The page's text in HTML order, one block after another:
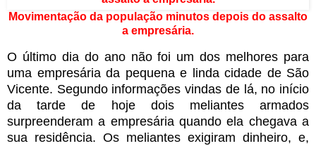
Movimentação da população minutos depois do assalto
a empresária.
O último dia do ano não foi um dos melhores para
uma empresária da pequena e linda cidade de São
Vicente. Segundo informações vindas de lá, no início
da tarde de hoje dois meliantes armados
surpreenderam a empresária quando ela chegava a
sua residência. Os meliantes exigiram dinheiro, e,